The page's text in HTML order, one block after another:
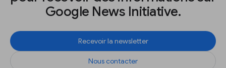
Google News Initiative.
Recevoir la newsletter
Nous contacter